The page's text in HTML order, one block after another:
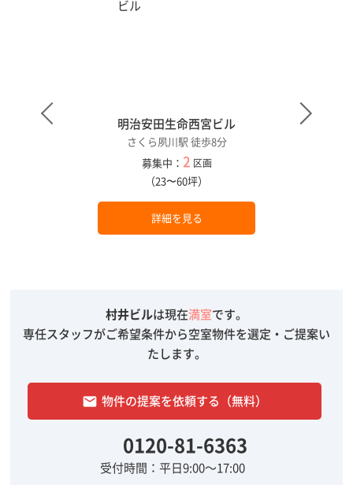
明治安田生命西宮ビル
さくら夙川駅 徒歩8分
募集中： 2 区画
（23〜60坪）
詳細を見る
村井ビルは現在満室です。
専任スタッフがご希望条件から空室物件を選定・ご提案い
たします。
email 物件の提案を依頼する（無料）
0120-81-6363
受付時間：平日9:00～17:00